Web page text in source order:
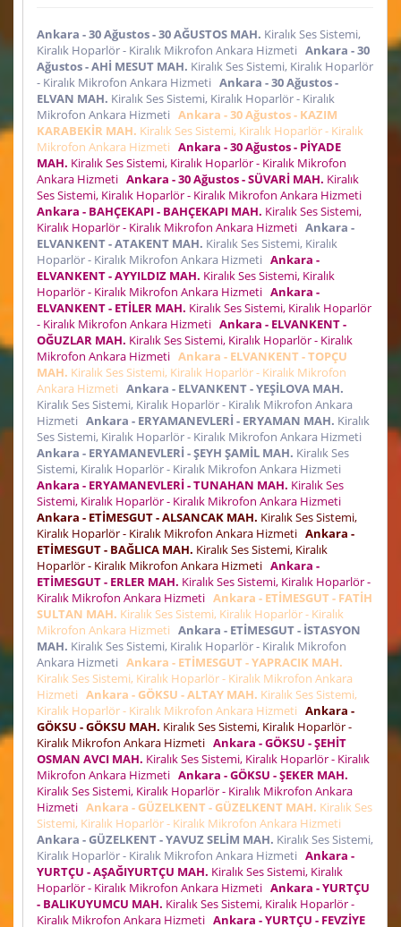
Ankara - 30 Ağustos - 30 AĞUSTOS MAH. Kiralık Ses Sistemi,
Kiralık Hoparlör - Kiralık Mikrofon Ankara Hizmeti Ankara - 30
Ağustos - AHİ MESUT MAH. Kiralık Ses Sistemi, Kiralık Hoparlör
- Kiralık Mikrofon Ankara Hizmeti Ankara - 30 Ağustos -
ELVAN MAH. Kiralık Ses Sistemi, Kiralık Hoparlör - Kiralık
Mikrofon Ankara Hizmeti Ankara - 30 Ağustos - KAZIM
KARABEKİR MAH. Kiralık Ses Sistemi, Kiralık Hoparlör - Kiralık
Mikrofon Ankara Hizmeti Ankara - 30 Ağustos - PİYADE
MAH. Kiralık Ses Sistemi, Kiralık Hoparlör - Kiralık Mikrofon
Ankara Hizmeti Ankara - 30 Ağustos - SÜVARİ MAH. Kiralık
Ses Sistemi, Kiralık Hoparlör - Kiralık Mikrofon Ankara Hizmeti
Ankara - BAHÇEKAPI - BAHÇEKAPI MAH. Kiralık Ses Sistemi,
Kiralık Hoparlör - Kiralık Mikrofon Ankara Hizmeti Ankara -
ELVANKENT - ATAKENT MAH. Kiralık Ses Sistemi, Kiralık
Hoparlör - Kiralık Mikrofon Ankara Hizmeti Ankara -
ELVANKENT - AYYILDIZ MAH. Kiralık Ses Sistemi, Kiralık
Hoparlör - Kiralık Mikrofon Ankara Hizmeti Ankara -
ELVANKENT - ETİLER MAH. Kiralık Ses Sistemi, Kiralık Hoparlör
- Kiralık Mikrofon Ankara Hizmeti Ankara - ELVANKENT -
OĞUZLAR MAH. Kiralık Ses Sistemi, Kiralık Hoparlör - Kiralık
Mikrofon Ankara Hizmeti Ankara - ELVANKENT - TOPÇU
MAH. Kiralık Ses Sistemi, Kiralık Hoparlör - Kiralık Mikrofon
Ankara Hizmeti Ankara - ELVANKENT - YEŞİLOVA MAH.
Kiralık Ses Sistemi, Kiralık Hoparlör - Kiralık Mikrofon Ankara
Hizmeti Ankara - ERYAMANEVLERİ - ERYAMAN MAH. Kiralık
Ses Sistemi, Kiralık Hoparlör - Kiralık Mikrofon Ankara Hizmeti
Ankara - ERYAMANEVLERİ - ŞEYH ŞAMİL MAH. Kiralık Ses
Sistemi, Kiralık Hoparlör - Kiralık Mikrofon Ankara Hizmeti
Ankara - ERYAMANEVLERİ - TUNAHAN MAH. Kiralık Ses
Sistemi, Kiralık Hoparlör - Kiralık Mikrofon Ankara Hizmeti
Ankara - ETİMESGUT - ALSANCAK MAH. Kiralık Ses Sistemi,
Kiralık Hoparlör - Kiralık Mikrofon Ankara Hizmeti Ankara -
ETİMESGUT - BAĞLICA MAH. Kiralık Ses Sistemi, Kiralık
Hoparlör - Kiralık Mikrofon Ankara Hizmeti Ankara -
ETİMESGUT - ERLER MAH. Kiralık Ses Sistemi, Kiralık Hoparlör -
Kiralık Mikrofon Ankara Hizmeti Ankara - ETİMESGUT - FATİH
SULTAN MAH. Kiralık Ses Sistemi, Kiralık Hoparlör - Kiralık
Mikrofon Ankara Hizmeti Ankara - ETİMESGUT - İSTASYON
MAH. Kiralık Ses Sistemi, Kiralık Hoparlör - Kiralık Mikrofon
Ankara Hizmeti Ankara - ETİMESGUT - YAPRACIK MAH.
Kiralık Ses Sistemi, Kiralık Hoparlör - Kiralık Mikrofon Ankara
Hizmeti Ankara - GÖKSU - ALTAY MAH. Kiralık Ses Sistemi,
Kiralık Hoparlör - Kiralık Mikrofon Ankara Hizmeti Ankara -
GÖKSU - GÖKSU MAH. Kiralık Ses Sistemi, Kiralık Hoparlör -
Kiralık Mikrofon Ankara Hizmeti Ankara - GÖKSU - ŞEHİT
OSMAN AVCI MAH. Kiralık Ses Sistemi, Kiralık Hoparlör - Kiralık
Mikrofon Ankara Hizmeti Ankara - GÖKSU - ŞEKER MAH.
Kiralık Ses Sistemi, Kiralık Hoparlör - Kiralık Mikrofon Ankara
Hizmeti Ankara - GÜZELKENT - GÜZELKENT MAH. Kiralık Ses
Sistemi, Kiralık Hoparlör - Kiralık Mikrofon Ankara Hizmeti
Ankara - GÜZELKENT - YAVUZ SELİM MAH. Kiralık Ses Sistemi,
Kiralık Hoparlör - Kiralık Mikrofon Ankara Hizmeti Ankara -
YURTÇU - AŞAĞIYURTÇU MAH. Kiralık Ses Sistemi, Kiralık
Hoparlör - Kiralık Mikrofon Ankara Hizmeti Ankara - YURTÇU
- BALIKUYUMCU MAH. Kiralık Ses Sistemi, Kiralık Hoparlör -
Kiralık Mikrofon Ankara Hizmeti Ankara - YURTÇU - FEVZİYE